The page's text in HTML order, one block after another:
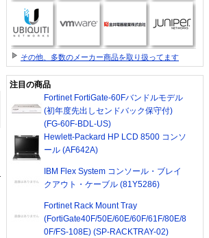
その他、多数のメーカー商品を取り扱ってます
注目の商品
Fortinet FortiGate-60Fバンドルモデル
(初年度先出しセンドバック保守付)
(FG-60F-BDL-US)
Hewlett-Packard HP LCD 8500 コンソ
ール (AF642A)
IBM Flex System コンソール・ブレイ
クアウト・ケーブル (81Y5286)
Fortinet Rack Mount Tray
(FortiGate40F/50E/60E/60F/61F/80E/8
0F/FS-108E) (SP-RACKTRAY-02)